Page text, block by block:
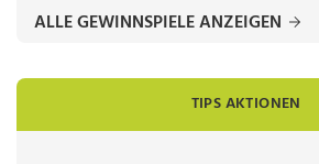
ALLE GEWINNSPIELE ANZEIGEN
TIPS AKTIONEN